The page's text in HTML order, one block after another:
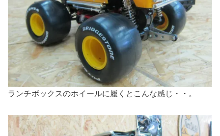
ランチボックスのホイールに履くとこんな感じ・・。